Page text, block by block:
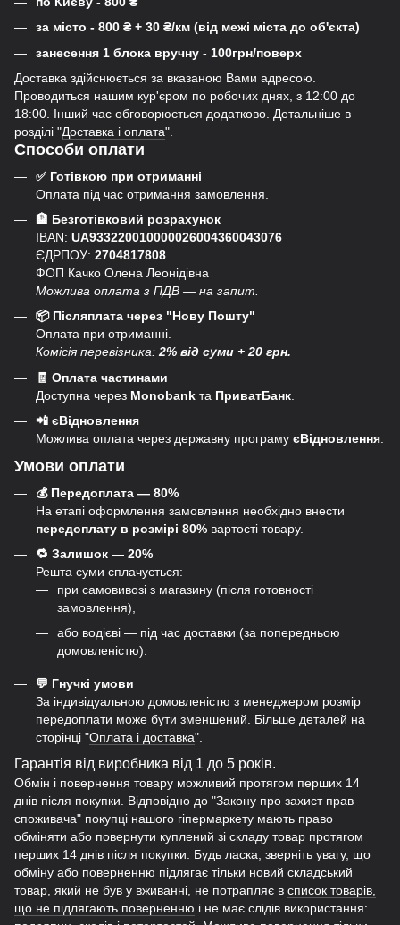
за місто - 800 ₴ + 30 ₴/км (від межі міста до об'єкта)
занесення 1 блока вручну - 100грн/поверх
Доставка здійснюється за вказаною Вами адресою.
Проводиться нашим кур'єром по робочих днях, з 12:00 до
18:00. Інший час обговорюється додатково. Детальніше в
розділі "Доставка і оплата".
Способи оплати
✅ Готівкою при отриманні
Оплата під час отримання замовлення.
🏦 Безготівковий розрахунок
IBAN: UA933220010000026004360043076
ЄДРПОУ: 2704817808
ФОП Качко Олена Леонідівна
Можлива оплата з ПДВ — на запит.
📦 Післяплата через "Нову Пошту"
Оплата при отриманні.
Комісія перевізника:2% від суми + 20 грн.
🧾 Оплата частинами
Доступна через Monobank та ПриватБанк
📲 єВідновлення
Можлива оплата через державну програму єВідновлення
Умови оплати
💰 Передоплата — 80%
На етапі оформлення замовлення необхідно внести
передоплату в розмірі 80% вартості товару.
🔁 Залишок — 20%
Решта суми сплачується:
при самовивозі з магазину (після готовності
замовлення),
або водієві — під час доставки (за попередньою
домовленістю).
💬 Гнучкі умови
За індивідуальною домовленістю з менеджером розмір
передоплати може бути зменшений. Більше деталей на
сторінці "Оплата і доставка".
Гарантія від виробника від 1 до 5 років.
Обмін і повернення товару можливий протягом перших 14
днів після покупки. Відповідно до "Закону про захист прав
споживача" покупці нашого гіпермаркету мають право
обміняти або повернути куплений зі складу товар протягом
перших 14 днів після покупки. Будь ласка, зверніть увагу, що
обміну або поверненню підлягає тільки новий складський
товар, який не був у вживанні, не потрапляє в список товарів,
що не підлягають поверненню і не має слідів використання: